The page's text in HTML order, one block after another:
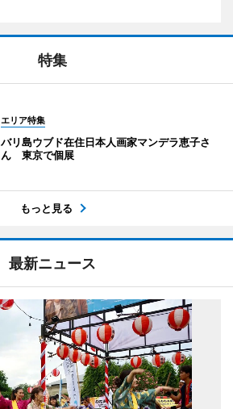
特集
エリア特集
バリ島ウブド在住日本人画家マンデラ恵子さ
ん 東京で個展
もっと見る
最新ニュース